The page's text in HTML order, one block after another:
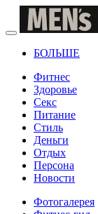
БОЛЬШЕ
Фитнес
Здоровье
Секс
Питание
Стиль
Деньги
Отдых
Персона
Новости
Фотогалерея